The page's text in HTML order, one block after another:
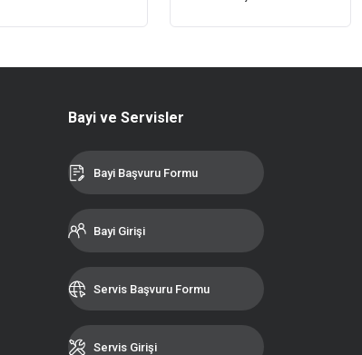
Bayi ve Servisler
Bayi Başvuru Formu
Bayi Girişi
Servis Başvuru Formu
Servis Girişi